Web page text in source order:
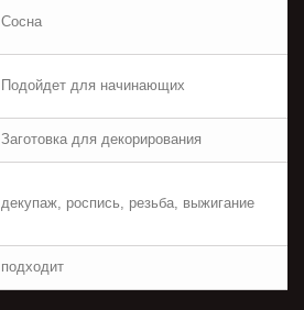
Сосна
Подойдет для начинающих
Заготовка для декорирования
декупаж, роспись, резьба, выжигание
подходит